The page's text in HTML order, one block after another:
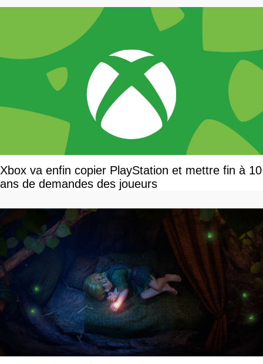
Xbox va enfin copier PlayStation et mettre fin à 10
ans de demandes des joueurs